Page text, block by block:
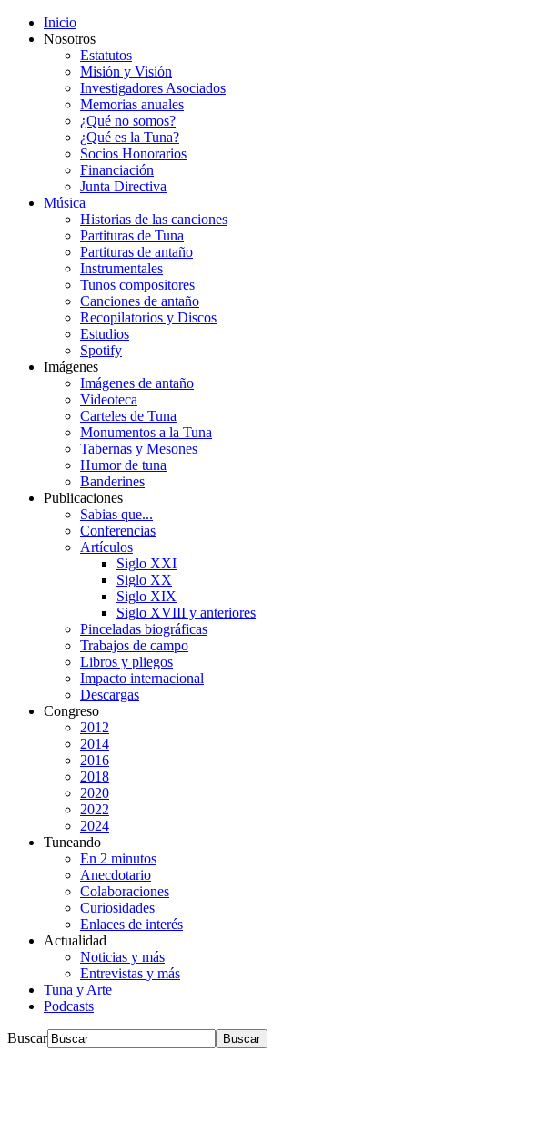
Inicio
Nosotros
Estatutos
Misión y Visión
Investigadores Asociados
Memorias anuales
¿Qué no somos?
¿Qué es la Tuna?
Socios Honorarios
Financiación
Junta Directiva
Música
Historias de las canciones
Partituras de Tuna
Partituras de antaño
Instrumentales
Tunos compositores
Canciones de antaño
Recopilatorios y Discos
Estudios
Spotify
Imágenes
Imágenes de antaño
Videoteca
Carteles de Tuna
Monumentos a la Tuna
Tabernas y Mesones
Humor de tuna
Banderines
Publicaciones
Sabias que...
Conferencias
Artículos
Siglo XXI
Siglo XX
Siglo XIX
Siglo XVIII y anteriores
Pinceladas biográficas
Trabajos de campo
Libros y pliegos
Impacto internacional
Descargas
Congreso
2012
2014
2016
2018
2020
2022
2024
Tuneando
En 2 minutos
Anecdotario
Colaboraciones
Curiosidades
Enlaces de interés
Actualidad
Noticias y más
Entrevistas y más
Tuna y Arte
Podcasts
Buscar